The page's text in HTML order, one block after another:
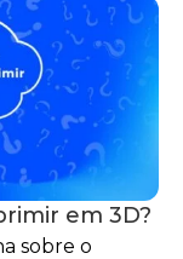
em 3D?
sobre o